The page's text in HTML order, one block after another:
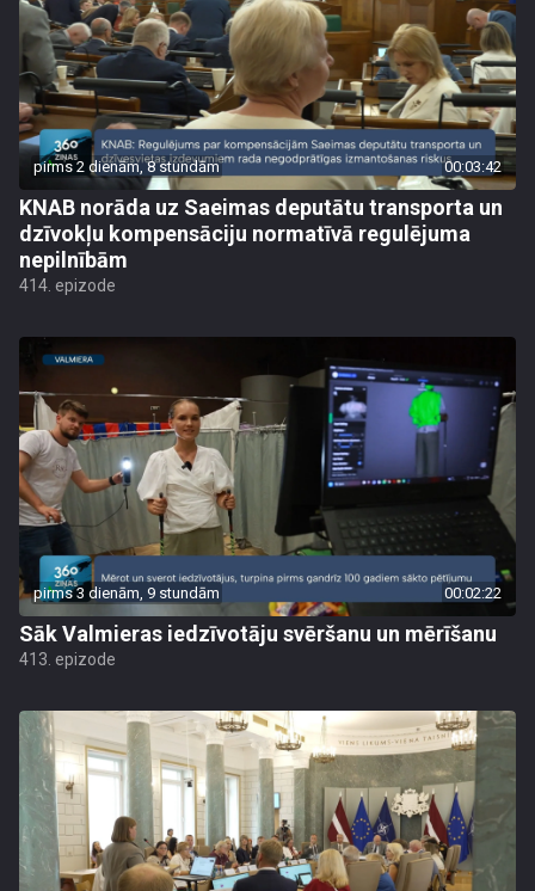
pirms 2 dienām, 8 stundām 00:03:42
KNAB norāda uz Saeimas deputātu transporta un
dzīvokļu kompensāciju normatīvā regulējuma
nepilnībām
414. epizode
pirms 3 dienām, 9 stundām 00:02:22
Sāk Valmieras iedzīvotāju svēršanu un mērīšanu
413. epizode